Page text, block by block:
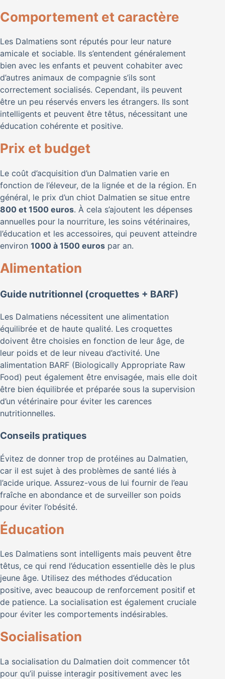
Comportement et caractère
Les Dalmatiens sont réputés pour leur nature
amicale et sociable. Ils s’entendent généralement
bien avec les enfants et peuvent cohabiter avec
d’autres animaux de compagnie s’ils sont
correctement socialisés. Cependant, ils peuvent
être un peu réservés envers les étrangers. Ils sont
intelligents et peuvent être têtus, nécessitant une
éducation cohérente et positive.
Prix et budget
Le coût d’acquisition d’un Dalmatien varie en
fonction de l’éleveur, de la lignée et de la région. En
général, le prix d’un chiot Dalmatien se situe entre
800 et 1500 euros. À cela s’ajoutent les dépenses
annuelles pour la nourriture, les soins vétérinaires,
l’éducation et les accessoires, qui peuvent atteindre
environ 1000 à 1500 euros par an.
Alimentation
Guide nutritionnel (croquettes + BARF)
Les Dalmatiens nécessitent une alimentation
équilibrée et de haute qualité. Les croquettes
doivent être choisies en fonction de leur âge, de
leur poids et de leur niveau d’activité. Une
alimentation BARF (Biologically Appropriate Raw
Food) peut également être envisagée, mais elle doit
être bien équilibrée et préparée sous la supervision
d’un vétérinaire pour éviter les carences
nutritionnelles.
Conseils pratiques
Évitez de donner trop de protéines au Dalmatien,
car il est sujet à des problèmes de santé liés à
l’acide urique. Assurez-vous de lui fournir de l’eau
fraîche en abondance et de surveiller son poids
pour éviter l’obésité.
Éducation
Les Dalmatiens sont intelligents mais peuvent être
têtus, ce qui rend l’éducation essentielle dès le plus
jeune âge. Utilisez des méthodes d’éducation
positive, avec beaucoup de renforcement positif et
de patience. La socialisation est également cruciale
pour éviter les comportements indésirables.
Socialisation
La socialisation du Dalmatien doit commencer tôt
pour qu’il puisse interagir positivement avec les